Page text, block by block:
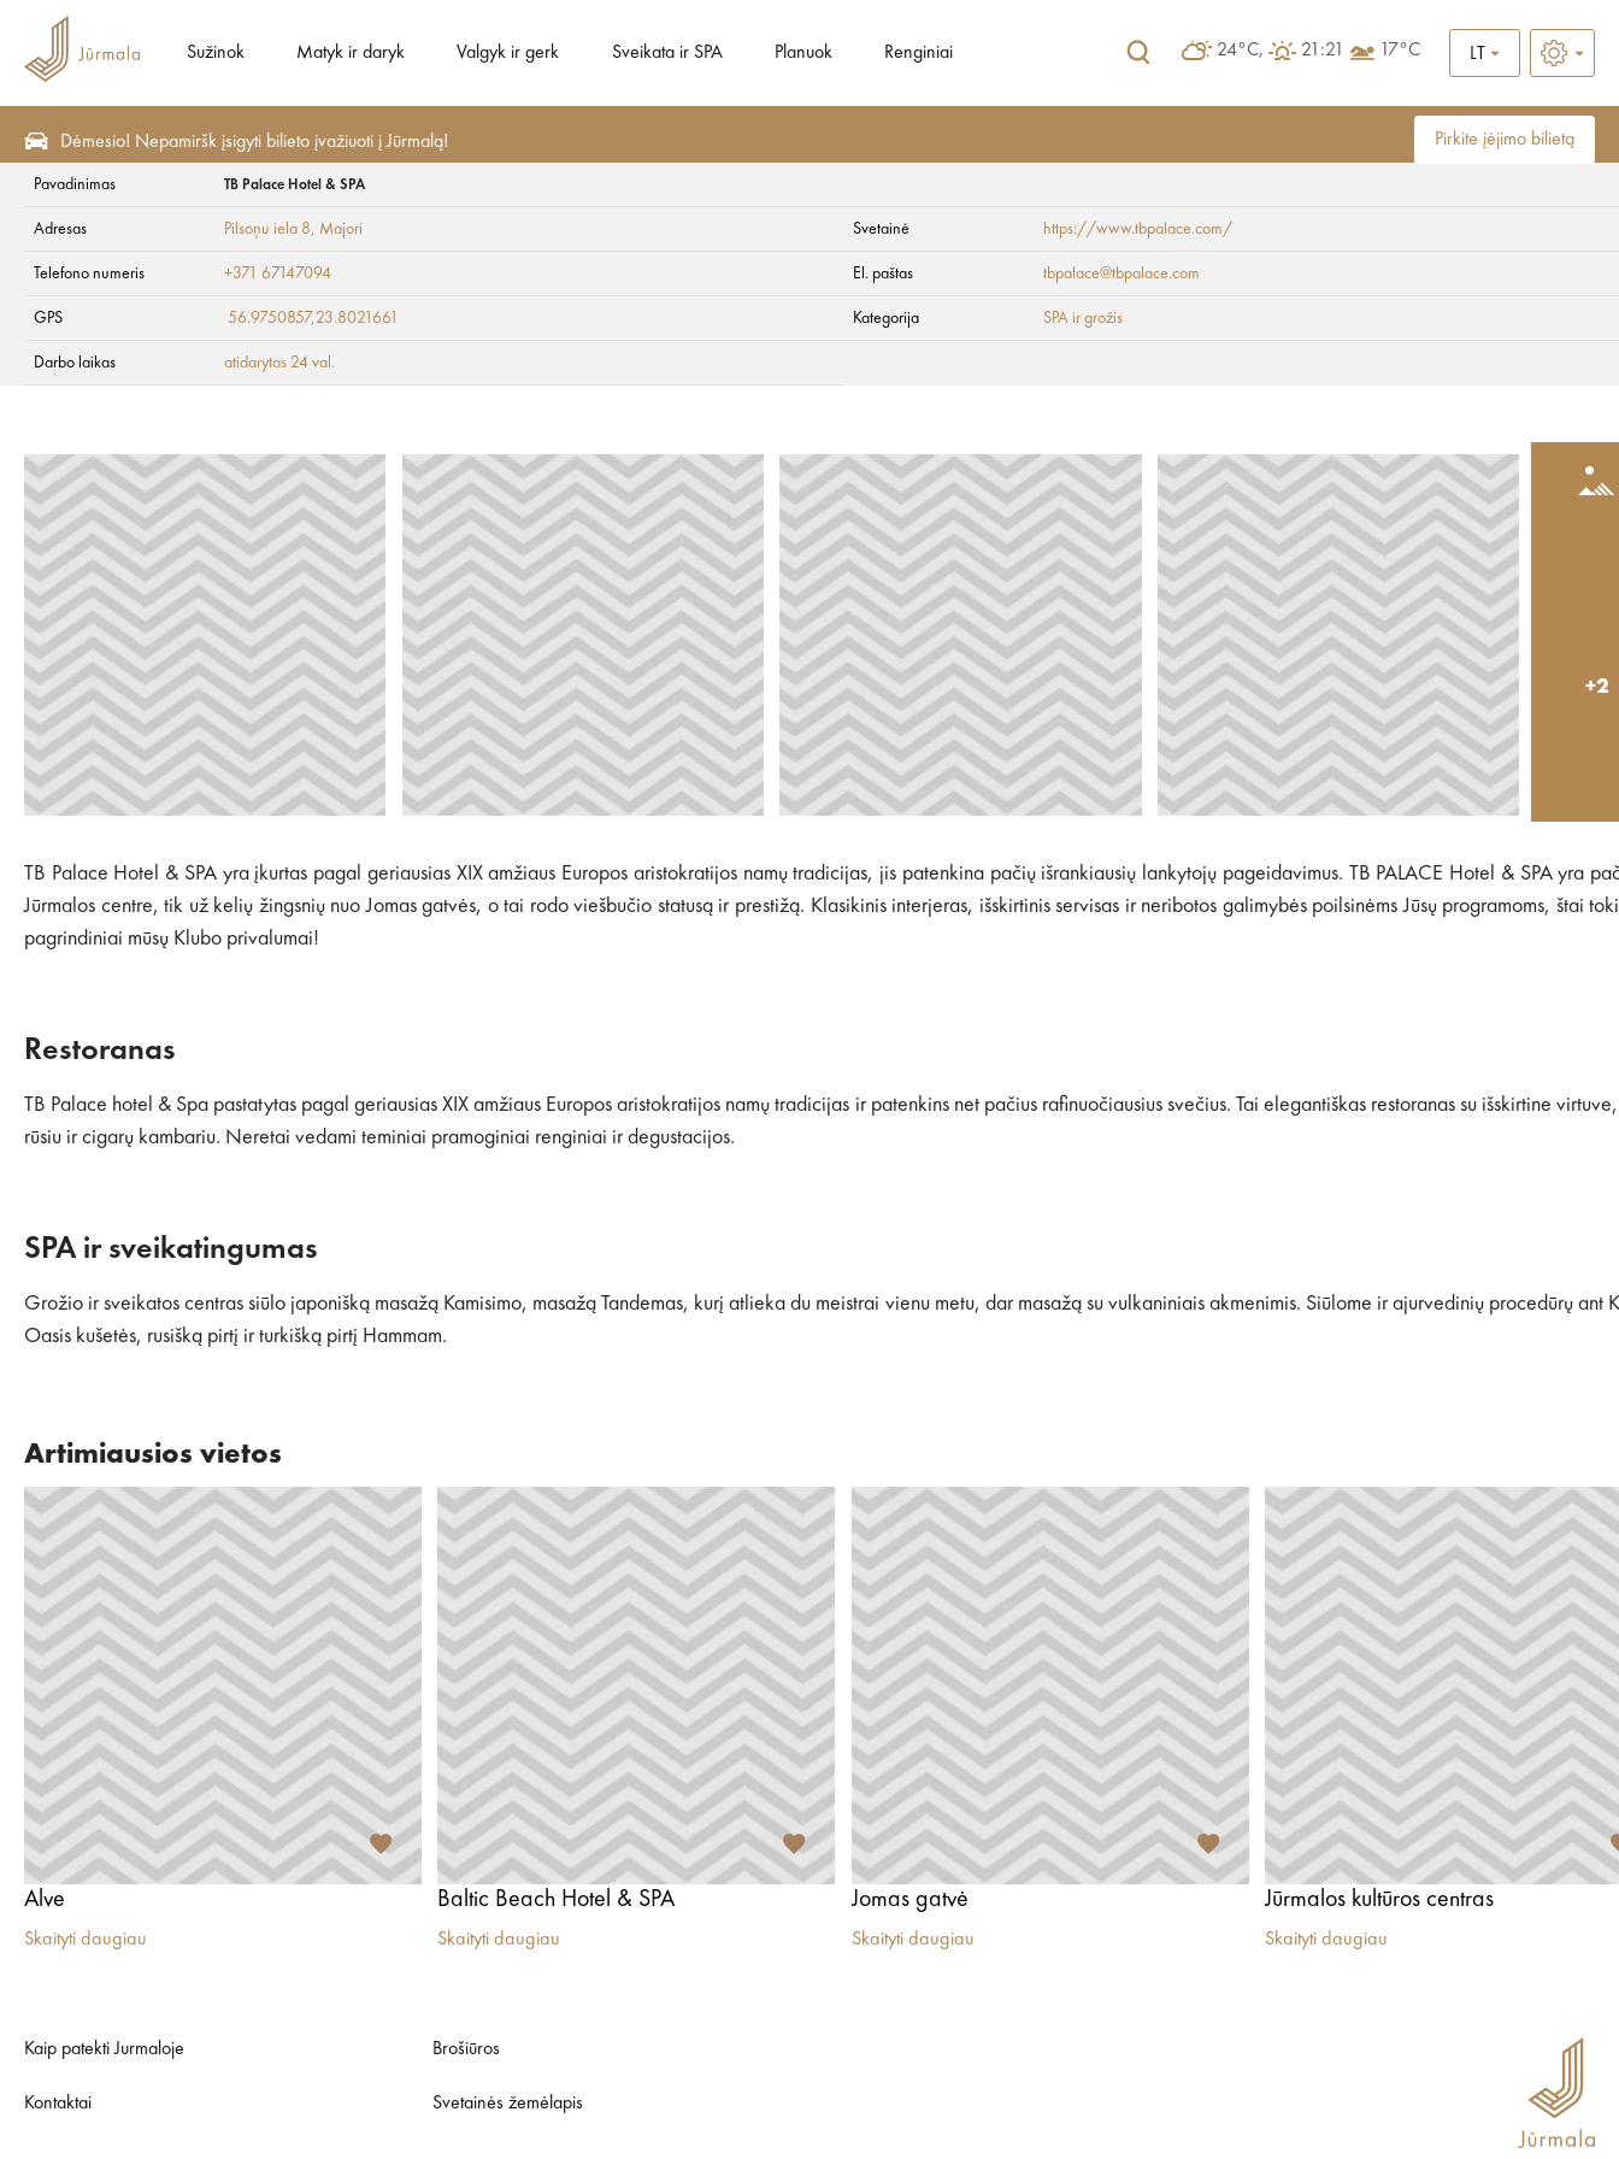
Sužinok Matyk ir daryk Valgyk ir gerk Sveikata ir SPA Planuok Renginiai 24°C, 21:21 17°C LT
Dėmesio! Nepamiršk įsigyti bilieto įvažiuoti į Jūrmalą! Pirkite įėjimo bilietą
TB Palace Hotel & SPA
Pavadinimas TB Palace Hotel & SPA
Adresas Pilsoņu iela 8, Majori Svetainė https://www.tbpalace.com/
Telefono numeris +371 67147094 El. paštas tbpalace@tbpalace.com
GPS 56.9750857,23.8021661 Kategorija SPA ir grožis
Darbo laikas atidarytas 24 val.
+2
TB Palace Hotel & SPA yra įkurtas pagal geriausias XIX amžiaus Europos aristokratijos namų tradicijas, jis patenkina pačių išrankiausių lankytojų pageidavimus. TB PALACE Hotel & SPA yra
Jūrmalos centre, tik už kelių žingsnių nuo Jomas gatvės, o tai rodo viešbučio statusą ir prestižą. Klasikinis interjeras, išskirtinis servisas ir neribotos galimybės poilsinėms Jūsų programoms, štai
pagrindiniai mūsų Klubo privalumai!
Restoranas
TB Palace hotel & Spa pastatytas pagal geriausias XIX amžiaus Europos aristokratijos namų tradicijas ir patenkins net pačius rafinuočiausius svečius. Tai elegantiškas restoranas su išskirtine
rūsiu ir cigarų kambariu. Neretai vedami teminiai pramoginiai renginiai ir degustacijos.
SPA ir sveikatingumas
Grožio ir sveikatos centras siūlo japonišką masažą Kamisimo, masažą Tandemas, kurį atlieka du meistrai vienu metu, dar masažą su vulkaniniais akmenimis. Siūlome ir ajurvedinių procedūrų ant
Oasis kušetės, rusišką pirtį ir turkišką pirtį Hammam.
Artimiausios vietos
Alve
Skaityti daugiau
Baltic Beach Hotel & SPA
Skaityti daugiau
Jomas gatvė
Skaityti daugiau
Jūrmalos kultūros centras
Skaityti daugiau
Kaip patekti Jurmaloje
Kontaktai
Brošiūros
Svetainės žemėlapis